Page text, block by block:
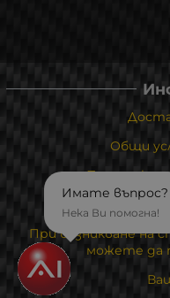
Общи
Политика за
При възникване на
можете да
Имате въпрос?
Нека Ви помогна!